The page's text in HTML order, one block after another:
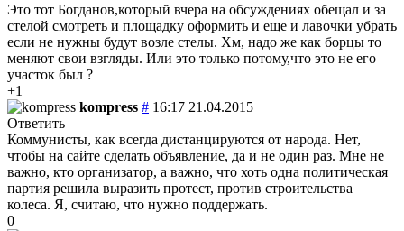
Это тот Богданов,который вчера на обсуждениях обещал и за
стелой смотреть и площадку оформить и еще и лавочки убрать
если не нужны будут возле стелы. Хм, надо же как борцы то
меняют свои взгляды. Или это только потому,что это не его
участок был ?
+1
kompress # 16:17 21.04.2015
Ответить
Коммунисты, как всегда дистанцируются от народа. Нет,
чтобы на сайте сделать объявление, да и не один раз. Мне не
важно, кто организатор, а важно, что хоть одна политическая
партия решила выразить протест, против строительства
колеса. Я, считаю, что нужно поддержать.
0